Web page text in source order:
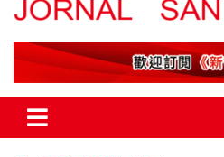
新華澳報